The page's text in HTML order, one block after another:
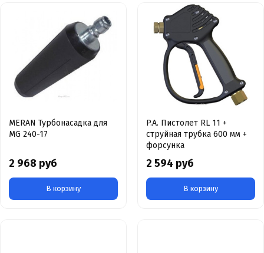
MERAN Турбонасадка для
MG 240-17
2 968 руб
В корзину
P.A. Пистолет RL 11 +
струйная трубка 600 мм +
форсунка
2 594 руб
В корзину